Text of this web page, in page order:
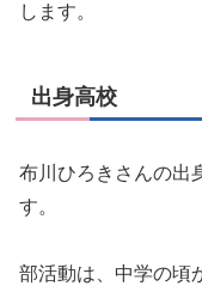
します。
出身高校
布川ひろきさんの出
す。
部活動は、中学の頃